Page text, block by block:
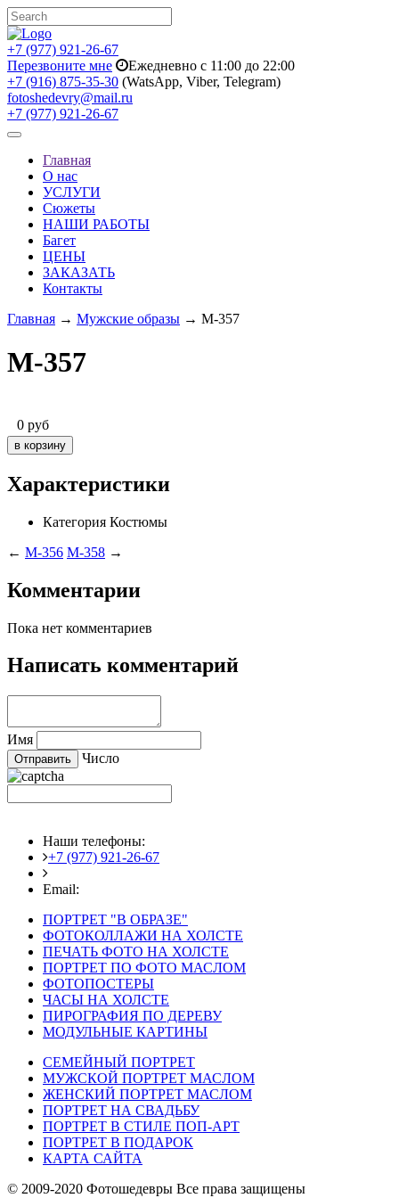
+7 (977) 921-26-67
Перезвоните мне
Ежедневно с 11:00 до 22:00
+7 (916) 875-35-30 (WatsApp, Viber, Telegram)
fotoshedevry@mail.ru
+7 (977) 921-26-67
Toggle
navigationГлавная
О нас
УСЛУГИ
Сюжеты
НАШИ РАБОТЫ
Багет
ЦЕНЫ
ЗАКАЗАТЬ
Контакты
Главная → Мужские образы → M-357
M-357
0 руб
Характеристики
Категория Костюмы
← M-356 M-358 →
Комментарии
Пока нет комментариев
Написать комментарий
Имя
Число
Наши телефоны:
+7 (977) 921-26-67
Email:
ПОРТРЕТ "В ОБРАЗЕ"
ФОТОКОЛЛАЖИ НА ХОЛСТЕ
ПЕЧАТЬ ФОТО НА ХОЛСТЕ
ПОРТРЕТ ПО ФОТО МАСЛОМ
ФОТОПОСТЕРЫ
ЧАСЫ НА ХОЛСТЕ
ПИРОГРАФИЯ ПО ДЕРЕВУ
МОДУЛЬНЫЕ КАРТИНЫ
СЕМЕЙНЫЙ ПОРТРЕТ
МУЖСКОЙ ПОРТРЕТ МАСЛОМ
ЖЕНСКИЙ ПОРТРЕТ МАСЛОМ
ПОРТРЕТ НА СВАДЬБУ
ПОРТРЕТ В СТИЛЕ ПОП-АРТ
ПОРТРЕТ В ПОДАРОК
КАРТА САЙТА
© 2009-2020 Фотошедевры Все права защищены